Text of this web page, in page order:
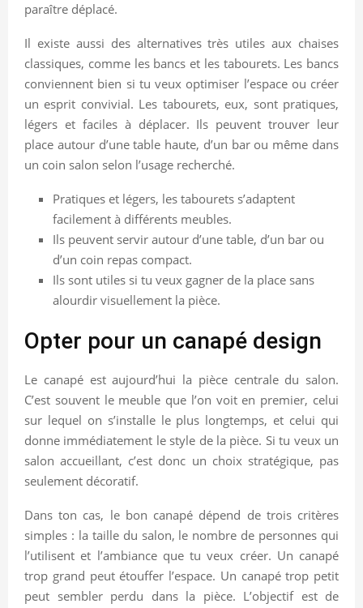
paraître déplacé.
Il existe aussi des alternatives très utiles aux chaises
classiques, comme les bancs et les tabourets. Les bancs
conviennent bien si tu veux optimiser l’espace ou créer
un esprit convivial. Les tabourets, eux, sont pratiques,
légers et faciles à déplacer. Ils peuvent trouver leur
place autour d’une table haute, d’un bar ou même dans
un coin salon selon l’usage recherché.
Pratiques et légers, les tabourets s’adaptent
facilement à différents meubles.
Ils peuvent servir autour d’une table, d’un bar ou
d’un coin repas compact.
Ils sont utiles si tu veux gagner de la place sans
alourdir visuellement la pièce.
Opter pour un canapé design
Le canapé est aujourd’hui la pièce centrale du salon.
C’est souvent le meuble que l’on voit en premier, celui
sur lequel on s’installe le plus longtemps, et celui qui
donne immédiatement le style de la pièce. Si tu veux un
salon accueillant, c’est donc un choix stratégique, pas
seulement décoratif.
Dans ton cas, le bon canapé dépend de trois critères
simples : la taille du salon, le nombre de personnes qui
l’utilisent et l’ambiance que tu veux créer. Un canapé
trop grand peut étouffer l’espace. Un canapé trop petit
peut sembler perdu dans la pièce. L’objectif est de